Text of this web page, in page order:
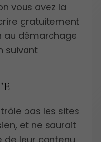
vous avez la
gratuitement
au démarchage
suivant
pas les sites
et ne saurait
de leur contenu.